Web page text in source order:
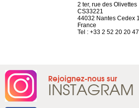
2 ter, rue des Olivettes
CS33221
44032 Nantes Cedex 1
France
Tel : +33 2 52 20 20 47
Rejoignez-nous sur
INSTAGRAM